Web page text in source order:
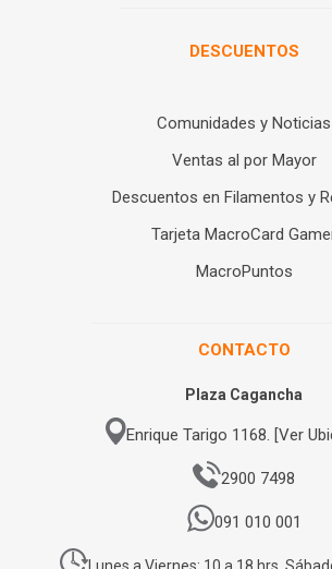
DESCUENTOS
Comunidades y Noticias
Ventas al por Mayor
Descuentos en Filamentos y
Tarjeta MacroCard
MacroPuntos
CONTACTO
Plaza Cagancha
Enrique Tarigo 1168. [Ver
2900 7498
091 010 001
Lunes a Viernes: 10 a 18 hrs.